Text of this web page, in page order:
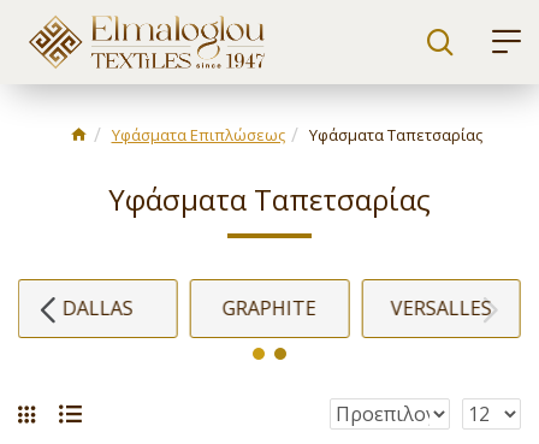
Υφάσματα Επιπλώσεως Υφάσματα Ταπετσαρίας
Υφάσματα Ταπετσαρίας
DALLAS GRAPHITE VERSALLES